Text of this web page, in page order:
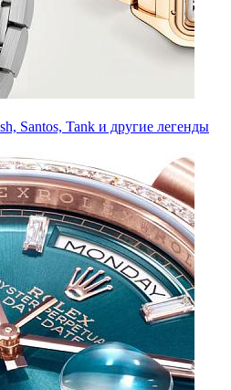
Santos, Tank и другие легенды